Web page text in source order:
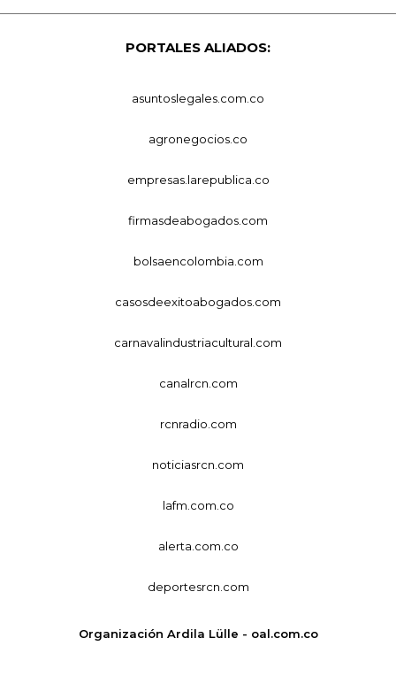
PORTALES ALIADOS:
asuntoslegales.com.co
agronegocios.co
empresas.larepublica.co
firmasdeabogados.com
bolsaencolombia.com
casosdeexitoabogados.com
carnavalindustriacultural.com
canalrcn.com
rcnradio.com
noticiasrcn.com
lafm.com.co
alerta.com.co
deportesrcn.com
Organización Ardila Lülle - oal.com.co